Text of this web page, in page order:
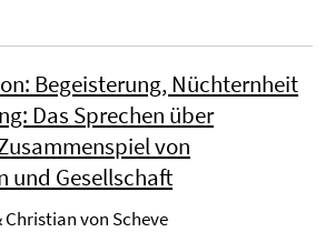
Begeisterung, Nüchternheit
Das Sprechen über
von
und Gesellschaft
Christian von Scheve